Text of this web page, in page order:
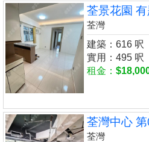
荃景花園
荃灣
建築：616 呎
實用：495 呎
租金：
荃灣中心
荃灣